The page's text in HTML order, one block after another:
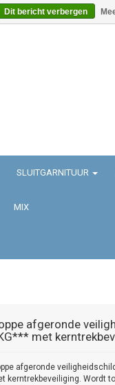
SLUITGARNITUUR
MIX
afgeronde
met
afgeronde
kerntrekbeveiliging. Wordt
Dit bericht verbergen